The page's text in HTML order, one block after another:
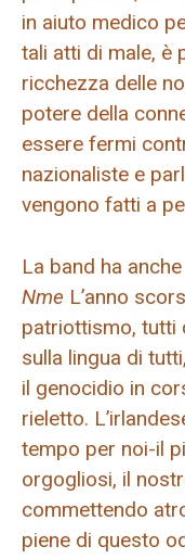
in aiuto medico
tali atti di male, è
ricchezza delle
potere della
essere fermi
nazionaliste e
vengono fatti a
La band ha
Nme L’anno
patriottismo, tutti
sulla lingua di
il genocidio in
rieletto.
tempo per noi-il
orgogliosi, il
commettendo
piene di questo